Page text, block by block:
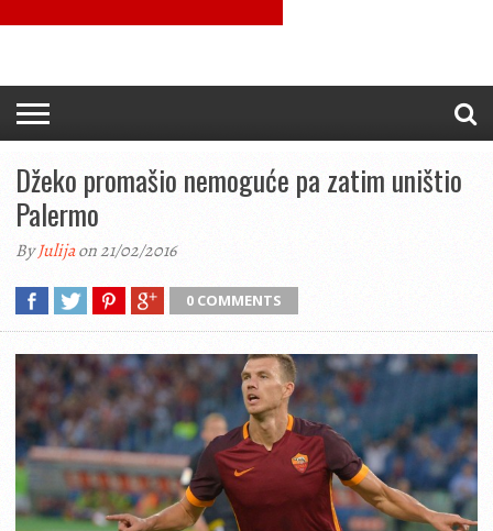
Džeko promašio nemoguće pa zatim uništio
Palermo
ByJulijaon 21/02/2016
0 COMMENTS